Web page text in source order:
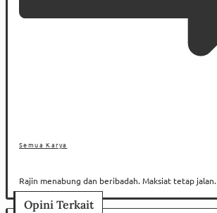
Semua Karya
Rajin menabung dan beribadah. Maksiat tetap jalan.
Opini Terkait